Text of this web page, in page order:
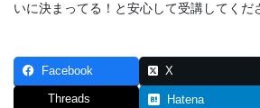
いに決まってる！と安心して受講してくだ
Facebook X
Threads Hatena